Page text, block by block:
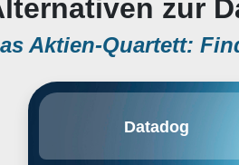
zur
Aktien-Quartett:
Datadog
development of a monitoring
information